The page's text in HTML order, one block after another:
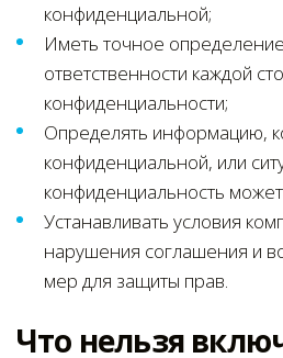
конфиденциальной;
Иметь точное
ответственности каждой
конфиденциальности;
Определять информацию,
конфиденциальной, или
конфиденциальность
Устанавливать условия
нарушения соглашения и
мер для защиты прав.
Что нельзя